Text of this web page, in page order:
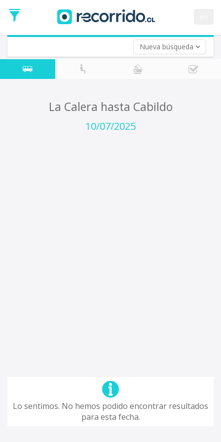
Nueva búsqueda
de
Ida
Vuelta (opcional)
Fecha
de
La Calera hasta Cabildo
10/07/2025
Lo sentimos. No hemos podido encontrar resultados
para esta fecha.